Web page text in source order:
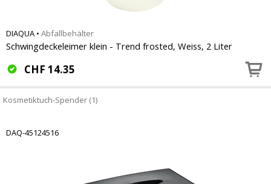
DIAQUA • Abfallbehälter
Schwingdeckeleimer klein - Trend frosted, Weiss, 2 Liter
CHF 14.35
Kosmetiktuch-Spender (1)
DAQ-45124516